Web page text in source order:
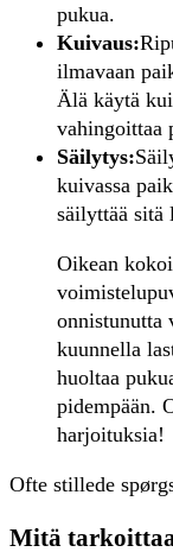
pukua.
Kuivaus:
ilmavaan
Älä käytä
vahingoittaa
Säilytys:
kuivassa
säilyttää sitä
Oikean
onnistunutta
kuunnella
huoltaa
pidempään.
harjoituksia!
Ofte stillede
Mitä